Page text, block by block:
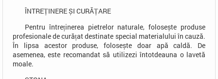
ÎNTREȚINERE ȘI CURĂȚARE
Pentru întreținerea pietrelor naturale, folosește produse
profesionale de curățat destinate special materialului în cauză.
În lipsa acestor produse, folosește doar apă caldă. De
asemenea, este recomandat să utilizezi întotdeauna o lavetă
moale.